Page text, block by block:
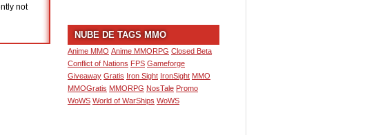
not
NUBE DE TAGS MMO
Anime MMO Anime MMORPG Closed Beta
Conflict of Nations FPS Gameforge
Giveaway Gratis Iron Sight IronSight MMO
MMOGratis MMORPG NosTale Promo
WoWS World of WarShips WoWS